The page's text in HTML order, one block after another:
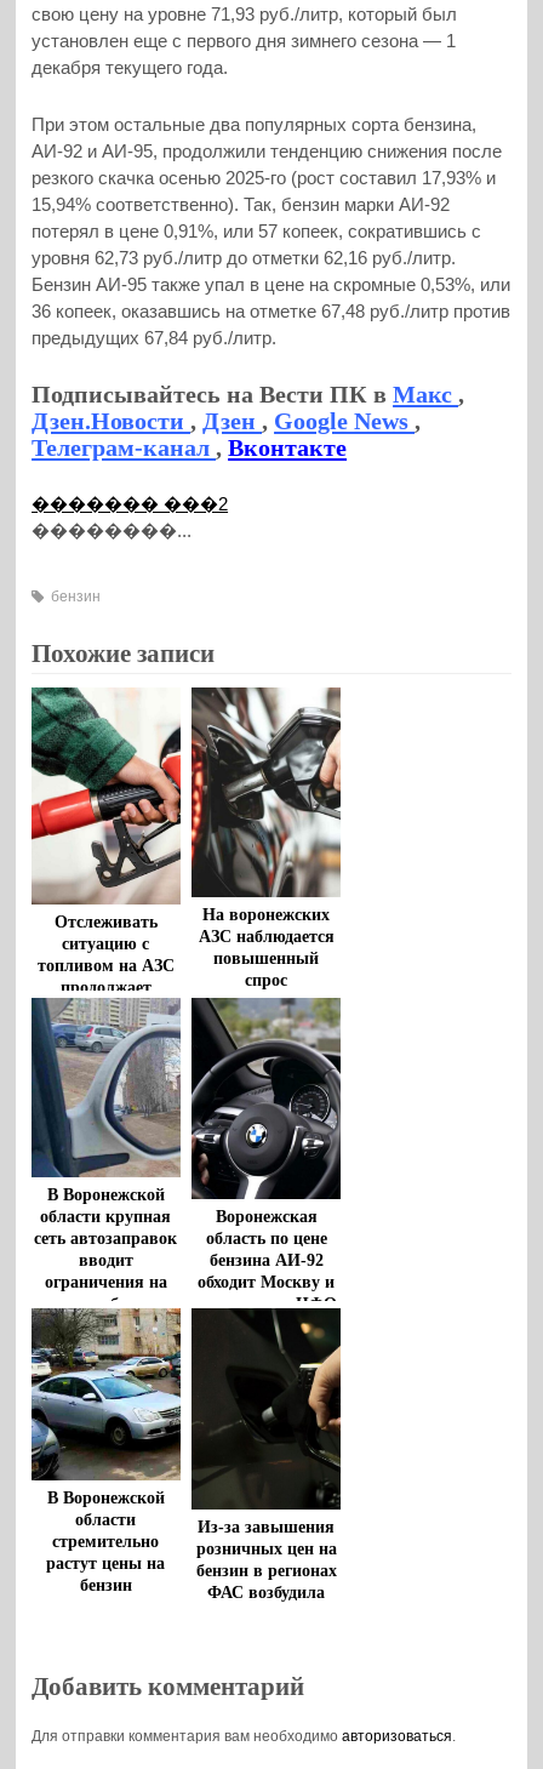
свою цену на уровне 71,93 руб./литр, который был
установлен еще с первого дня зимнего сезона — 1
декабря текущего года.
При этом остальные два популярных сорта бензина,
АИ-92 и АИ-95, продолжили тенденцию снижения после
резкого скачка осенью 2025-го (рост составил 17,93% и
15,94% соответственно). Так, бензин марки АИ-92
потерял в цене 0,91%, или 57 копеек, сократившись с
уровня 62,73 руб./литр до отметки 62,16 руб./литр.
Бензин АИ-95 также упал в цене на скромные 0,53%, или
36 копеек, оказавшись на отметке 67,48 руб./литр против
предыдущих 67,84 руб./литр.
Подписывайтесь на Вести ПК вМакс,
Дзен.Новости, Дзен, Google News,
Телеграм-канал,Вконтакте
������� ���2
��������...
бензин
Похожие записи
Отслеживать
ситуацию с
топливом на АЗС
продолжает
правительство
Воронежской
области
На воронежских
АЗС наблюдается
повышенный
спрос
В Воронежской
области крупная
сеть автозаправок
вводит
ограничения на
продажу бензина
Воронежская
область по цене
бензина АИ-92
обходит Москву и
все регионы ЦФО
В Воронежской
области
стремительно
растут цены на
бензин
Из-за завышения
розничных цен на
бензин в регионах
ФАС возбудила
Добавить комментарий
Для отправки комментария вам необходимоавторизоваться.